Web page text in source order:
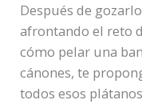
Después de
afrontando el reto
cómo pelar una
cánones, te
todos esos